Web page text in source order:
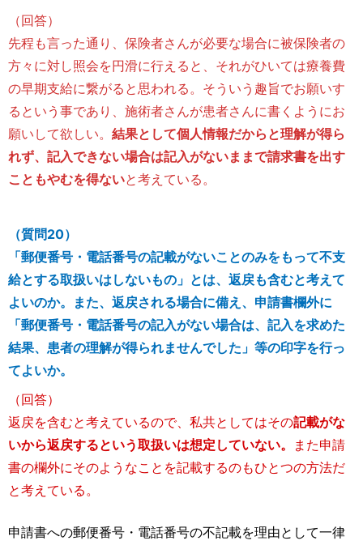
（回答）
先程も言った通り、保険者さんが必要な場合に被保険者の
方々に対し照会を円滑に行えると、それがひいては療養費
の早期支給に繋がると思われる。そういう趣旨でお願いす
るという事であり、施術者さんが患者さんに書くようにお
願いして欲しい。 結果として個人情報だからと理解が得ら
れず、記入できない場合は記入がないままで請求書を出す
こともやむを得ないと考えている。
（質問20）
「郵便番号・電話番号の記載がないことのみをもって不支
給とする取扱いはしないもの」とは、返戻も含むと考えて
よいのか。また、返戻される場合に備え、申請書欄外に
「郵便番号・電話番号の記入がない場合は、記入を求めた
結果、患者の理解が得られませんでした」等の印字を行っ
てよいか。
（回答）
返戻を含むと考えているので、私共としてはその記載がな
いから返戻するという取扱いは想定していない。
また申請
書の欄外にそのようなことを記載するのもひとつの方法だ
と考えている。
申請書への郵便番号・電話番号の不記載を理由として一律